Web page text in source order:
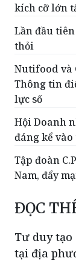
kích cỡ lớn
Lần đầu
thỏi
Nutifood và
Thông tin
lực số
Hội Doanh
đáng kể
Tập đoàn
Nam, đẩy
ĐỌC
Tư duy
tại địa